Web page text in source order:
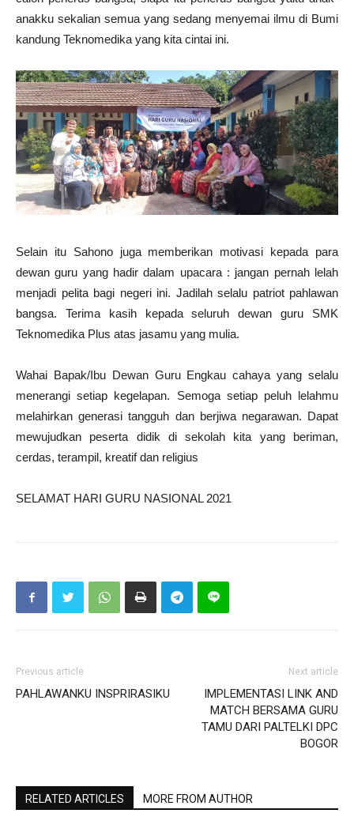
anakku sekalian semua yang sedang menyemai ilmu di Bumi
kandung Teknomedika yang kita cintai ini.
Selain itu Sahono juga memberikan motivasi kepada para
dewan guru yang hadir dalam upacara : jangan pernah lelah
menjadi pelita bagi negeri ini. Jadilah selalu patriot pahlawan
bangsa. Terima kasih kepada seluruh dewan guru SMK
Teknomedika Plus atas jasamu yang mulia.
Wahai Bapak/Ibu Dewan Guru Engkau cahaya yang selalu
menerangi setiap kegelapan. Semoga setiap peluh lelahmu
melahirkan generasi tangguh dan berjiwa negarawan. Dapat
mewujudkan peserta didik di sekolah kita yang beriman,
cerdas, terampil, kreatif dan religius
SELAMAT HARI GURU NASIONAL 2021
Previous article
PAHLAWANKU INSPRIRASIKU
Next article
IMPLEMENTASI LINK AND
MATCH BERSAMA GURU
TAMU DARI PALTELKI DPC
BOGOR
RELATED ARTICLES MORE FROM AUTHOR